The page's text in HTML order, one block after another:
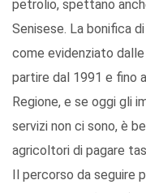
petrolio, spettano
Senisese. La bonifica
come evidenziato
partire dal 1991 e fino
Regione, e se oggi gli
servizi non ci sono, è
agricoltori di pagare
Il percorso da seguire